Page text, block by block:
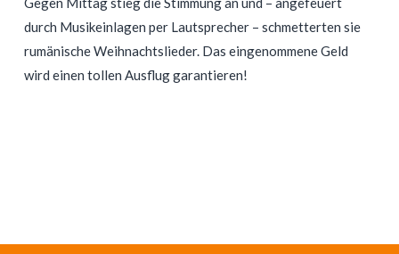
durch Musikeinlagen per Lautsprecher – schmetterten sie
rumänische Weihnachtslieder. Das eingenommene Geld
wird einen tollen Ausflug garantieren!